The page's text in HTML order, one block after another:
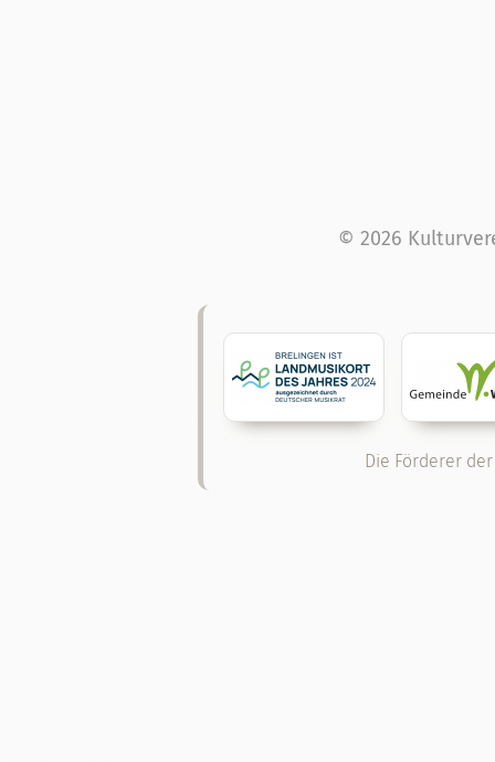
© 2026
Die Förderer